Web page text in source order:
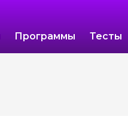
Программы Тесты